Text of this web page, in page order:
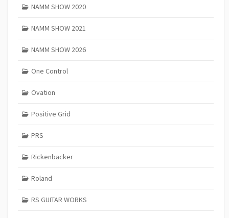
NAMM SHOW 2020
NAMM SHOW 2021
NAMM SHOW 2026
One Control
Ovation
Positive Grid
PRS
Rickenbacker
Roland
RS GUITAR WORKS